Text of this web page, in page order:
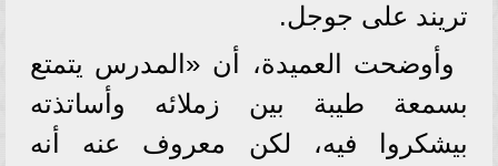
تريند على جوجل.
وأوضحت العميدة، أن «المدرس يتمتع
بسمعة طيبة بين زملائه وأساتذته
بيشكروا فيه، لكن معروف عنه أنه